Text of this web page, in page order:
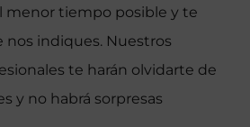
menor tiempo posible y te
nos indiques. Nuestros
te harán olvidarte de
y no habrá sorpresas